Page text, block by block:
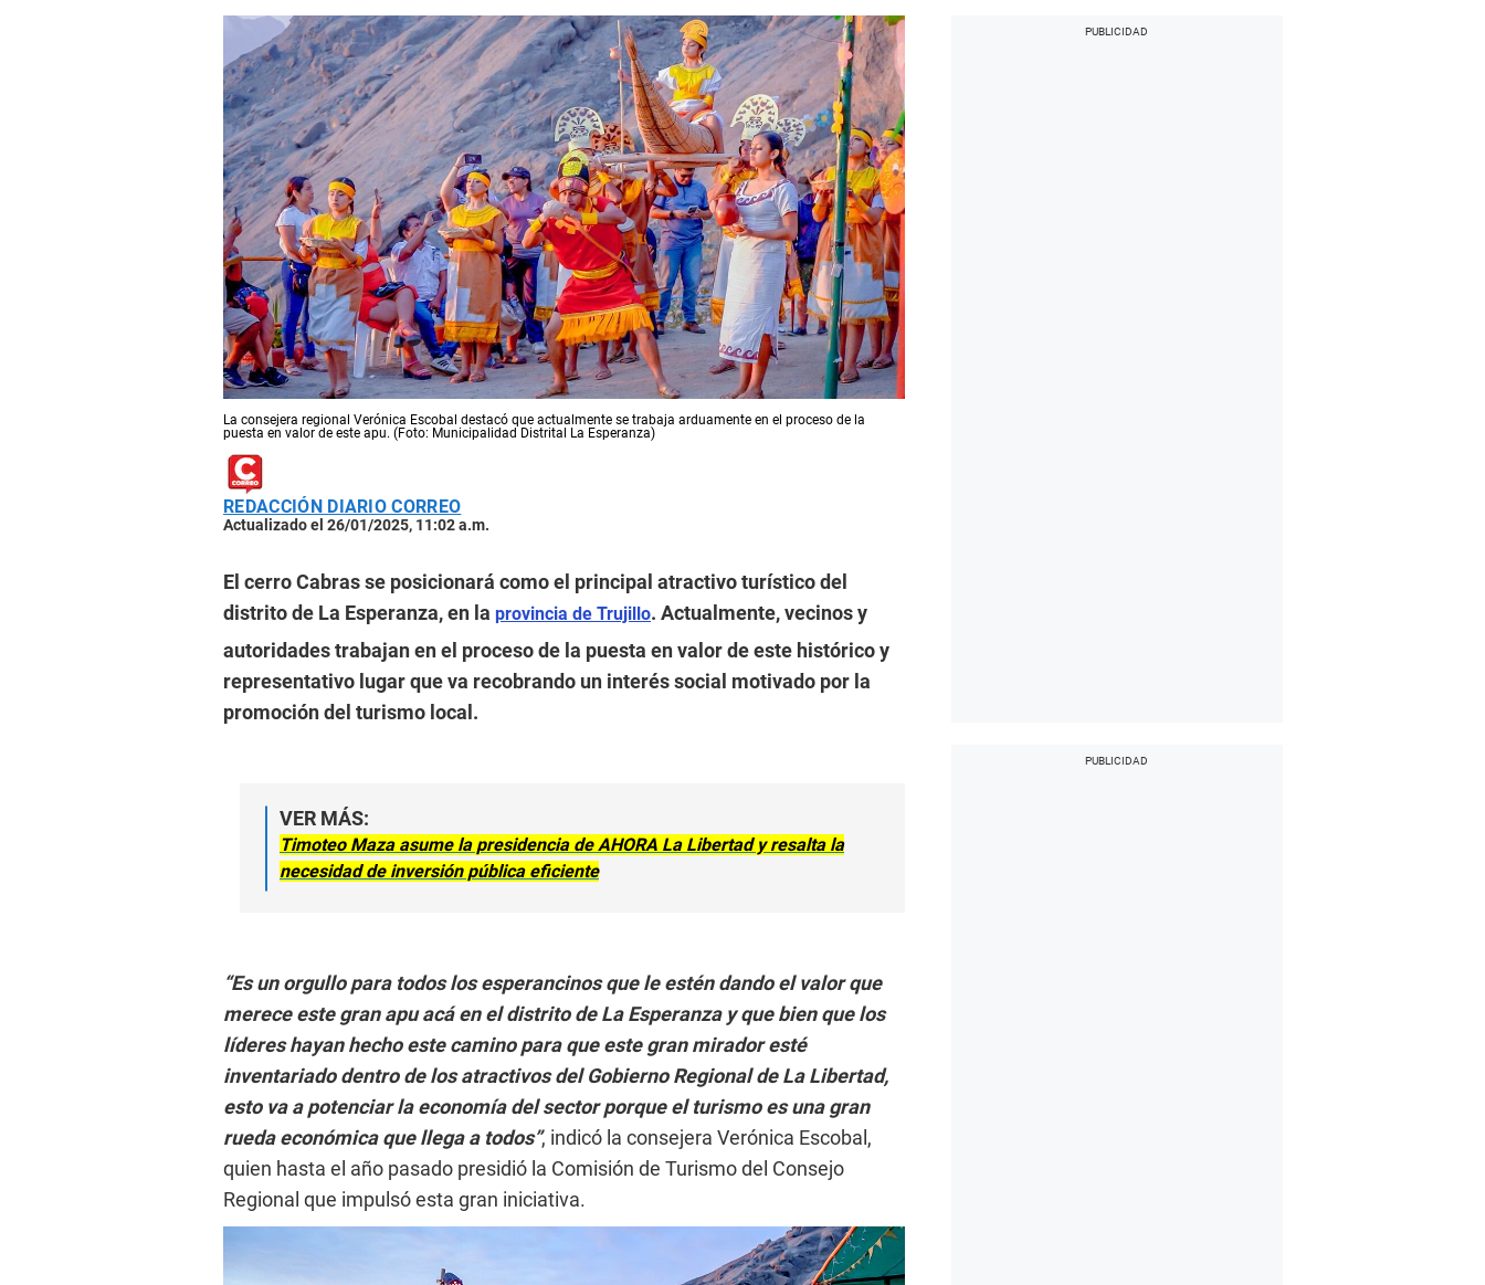
La consejera regional Verónica Escobal destacó que actualmente se trabaja arduamente en el proceso de la
puesta en valor de este apu. (Foto: Municipalidad Distrital La Esperanza)
REDACCIÓN DIARIO CORREO
Actualizado el 26/01/2025, 11:02 a.m.
El cerro Cabras se posicionará como el principal atractivo turístico del
distrito de La Esperanza, en la provincia de Trujillo. Actualmente, vecinos y
autoridades trabajan en el proceso de la puesta en valor de este histórico y
representativo lugar que va recobrando un interés social motivado por la
promoción del turismo local.
VER MÁS:
Timoteo Maza asume la presidencia de AHORA La Libertad y resalta la
necesidad de inversión pública eficiente
“Es un orgullo para todos los esperancinos que le estén dando el valor que
merece este gran apu acá en el distrito de La Esperanza y que bien que los
líderes hayan hecho este camino para que este gran mirador esté
inventariado dentro de los atractivos del Gobierno Regional de La Libertad,
esto va a potenciar la economía del sector porque el turismo es una gran
rueda económica que llega a todos”, indicó la consejera Verónica Escobal,
quien hasta el año pasado presidió la Comisión de Turismo del Consejo
Regional que impulsó esta gran iniciativa.